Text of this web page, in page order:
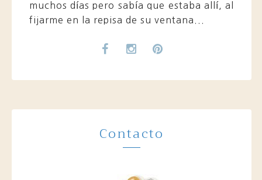
muchos días pero sabía que estaba allí, al
fijarme en la repisa de su ventana...
Contacto